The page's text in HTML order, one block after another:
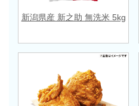
新潟県産 新之助 無洗米 5kg